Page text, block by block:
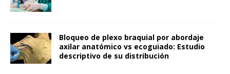
Bloqueo de plexo braquial por abordaje
axilar anatómico vs ecoguiado: Estudio
descriptivo de su distribución